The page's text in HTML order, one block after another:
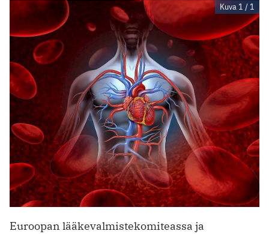
Kuva 1 / 1
Euroopan lääkevalmistekomiteassa ja